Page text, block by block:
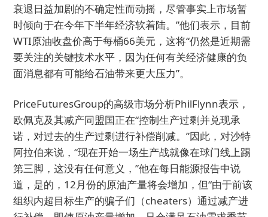
衰退日益加剧的不确定性而动摇，尽管事实上市场暂
时倾向于在今年下半年经济软着陆。”他们表示，目前
WTI原油收盘价高于每桶66美元，这将“仍然是近期需
要关注的关键技术水平，因为任何有关经济健康的负
面消息都有可能给石油带来更大压力”。
PriceFuturesGroup的高级市场分析PhilFlynn表示，
欧佩克及其减产同盟国正在“控制生产过剩并兑现承
诺，对过去的生产过剩进行补偿削减。”因此，对沙特
阿拉伯来说，“现在开始一场生产战就像在球门线上踢
第三脚，这没有任何意义，”他在每日能源报告中说
道，是的，12月份的原油产量将会增加，但“由于前该
组织内超目标生产的骗子们（cheaters）通过减产进